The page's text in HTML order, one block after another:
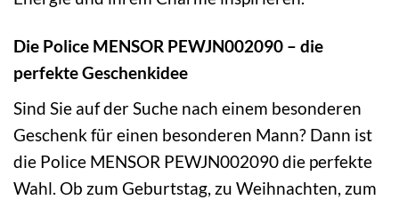
Die Police MENSOR PEWJN002090 – die
perfekte Geschenkidee
Sind Sie auf der Suche nach einem besonderen
Geschenk für einen besonderen Mann? Dann ist
die Police MENSOR PEWJN002090 die perfekte
Wahl. Ob zum Geburtstag, zu Weihnachten, zum